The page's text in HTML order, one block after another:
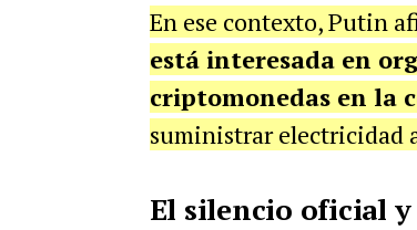
En ese contexto, Putin
está interesada en
criptomonedas en la
suministrar electricidad
El silencio oficial